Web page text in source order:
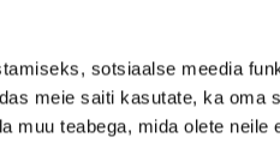
sotsiaalse meedia
meie saiti kasutate, ka oma
muu teabega, mida olete neile
FUNKTSIOONID